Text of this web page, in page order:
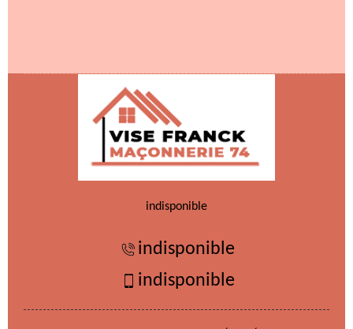
indisponible
indisponible
indisponible